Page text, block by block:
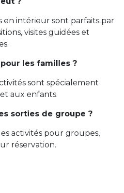
en intérieur sont parfaits par
visites guidées et
les familles ?
sont spécialement
aux enfants.
sorties de groupe ?
activités pour groupes,
réservation.